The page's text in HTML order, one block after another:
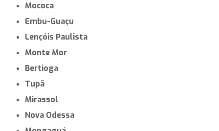
Mococa
Embu-Guaçu
Lençóis Paulista
Monte Mor
Bertioga
Tupã
Mirassol
Nova Odessa